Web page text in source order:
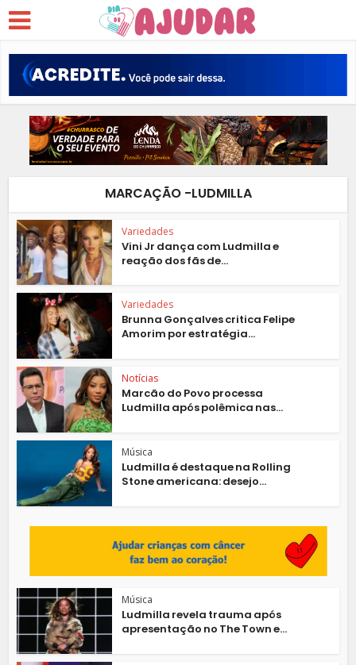
MARCAÇÃO -LUDMILLA
Variedades
Vini Jr dança com Ludmilla e
reação dos fãs de...
Variedades
Brunna Gonçalves critica Felipe
Amorim por estratégia...
Notícias
Marcão do Povo processa
Ludmilla após polêmica nas...
Música
Ludmilla é destaque na Rolling
Stone americana: desejo...
Música
Ludmilla revela trauma após
apresentação no The Town e...